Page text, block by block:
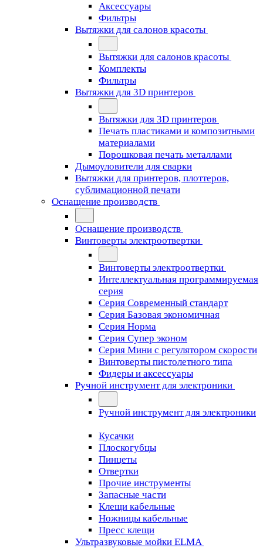
Аксессуары
Фильтры
Вытяжки для салонов красоты
Вытяжки для салонов красоты
Комплекты
Фильтры
Вытяжки для 3D принтеров
Вытяжки для 3D принтеров
Печать пластиками и композитными
материалами
Порошковая печать металлами
Дымоуловители для сварки
Вытяжки для принтеров, плоттеров,
сублимационной печати
Оснащение производств
Оснащение производств
Винтоверты электроотвертки
Винтоверты электроотвертки
Интеллектуальная программируемая
серия
Серия Современный стандарт
Серия Базовая экономичная
Серия Норма
Серия Cупер эконом
Серия Мини с регулятором скорости
Винтоверты пистолетного типа
Фидеры и аксессуары
Ручной инструмент для электроники
Ручной инструмент для электроники
Кусачки
Плоскогубцы
Пинцеты
Отвертки
Прочие инструменты
Запасные части
Клещи кабельные
Ножницы кабельные
Пресс клещи
Ультразвуковые мойки ELMA